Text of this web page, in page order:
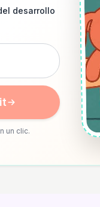
desarrollo
un clic.